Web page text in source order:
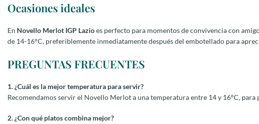
Ocasiones ideales
En Novello Merlot IGP Lazioes perfecto para momentos de convivencia con
de 14-16°C, preferiblemente inmediatamente después del embotellado para
PREGUNTAS FRECUENTES
1. ¿Cuál es la mejor temperatura para servir?
Recomendamos servir el Novello Merlot a una temperatura entre 14 y 16°C,
2. ¿Con qué platos combina mejor?